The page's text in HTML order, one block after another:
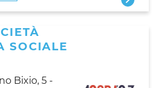
SOCIALE
Bixio, 5 -